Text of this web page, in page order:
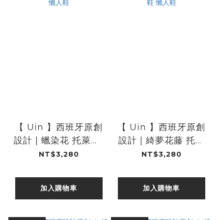
【 Uin 】西班牙原創
設計 | 蠟染花 托萊多1
女鞋 彩繪鞋 休閒鞋 懶
NT$3,280
加入購物車
【 Uin 】西班牙原創
設計 | 綺夢花藤 托萊
多1 女鞋 彩繪鞋 休閒
NT$3,280
加入購物車